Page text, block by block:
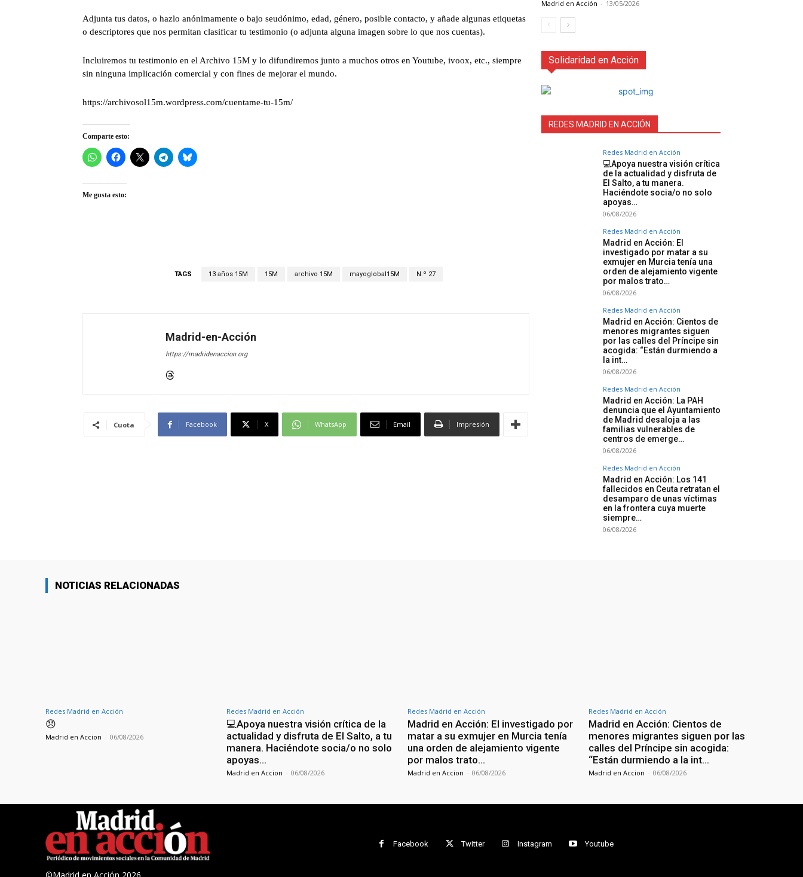
Adjunta tus datos, o hazlo anónimamente o bajo seudónimo, edad, género, posible contacto, y añade algunas etiquetas
o descriptores que nos permitan clasificar tu testimonio (o adjunta alguna imagen sobre lo que nos cuentas).
Incluiremos tu testimonio en el Archivo 15M y lo difundiremos junto a muchos otros en Youtube, ivoox, etc., siempre
sin ninguna implicación comercial y con fines de mejorar el mundo.
https://archivosol15m.wordpress.com/cuentame-tu-15m/
Comparte esto:
Me gusta esto:
TAGS 13 años 15M 15M archivo 15M mayoglobal15M N.º 27
Madrid-en-Acción
https://madridenaccion.org
Cuota Facebook X WhatsApp Email Impresión
Madrid en Acción - 13/05/2026
Solidaridad en Acción
REDES MADRID EN ACCIÓN
Redes Madrid en Acción
💻Apoya nuestra visión crítica
de la actualidad y disfruta de
El Salto, a tu manera.
Haciéndote socia/o no solo
apoyas…
06/08/2026
Redes Madrid en Acción
Madrid en Acción: El
investigado por matar a su
exmujer en Murcia tenía una
orden de alejamiento vigente
por malos trato…
06/08/2026
Redes Madrid en Acción
Madrid en Acción: Cientos de
menores migrantes siguen
por las calles del Príncipe sin
acogida: “Están durmiendo a
la int…
06/08/2026
Redes Madrid en Acción
Madrid en Acción: La PAH
denuncia que el Ayuntamiento
de Madrid desaloja a las
familias vulnerables de
centros de emerge…
06/08/2026
Redes Madrid en Acción
Madrid en Acción: Los 141
fallecidos en Ceuta retratan el
desamparo de unas víctimas
en la frontera cuya muerte
siempre…
06/08/2026
NOTICIAS RELACIONADAS
Redes Madrid en Acción
😞
Madrid en Accion - 06/08/2026
Redes Madrid en Acción
💻Apoya nuestra visión crítica de la
actualidad y disfruta de El Salto, a tu
manera. Haciéndote socia/o no solo
apoyas…
Madrid en Accion - 06/08/2026
Redes Madrid en Acción
Madrid en Acción: El investigado por
matar a su exmujer en Murcia tenía
una orden de alejamiento vigente
por malos trato…
Madrid en Accion - 06/08/2026
Redes Madrid en Acción
Madrid en Acción: Cientos de
menores migrantes siguen por las
calles del Príncipe sin acogida:
“Están durmiendo a la int…
Madrid en Accion - 06/08/2026
Facebook Twitter Instagram Youtube